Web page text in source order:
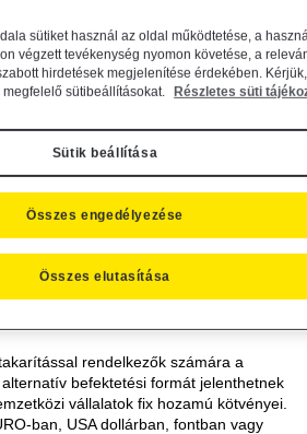
rövid, a diszkont kincstárjegyek és
lehetőséget nyújt.
hozamra, ugyanakkor biztonságos,
érdemes körülnézniük a hazai
piacán.
rendelkezők számára a
befektetési formát jelenthetnek
vállalatok fix hozamú kötvényei.
ban, USA dollárban, fontban vagy
sütiket használ az oldal működtetése, a
végzett tevékenység nyomon követése, a
hirdetések megjelenítése érdekében. Kérjük,
sütibeállításokat.
Részletes süti
Sütik beállítása
Összes elutasítása
Összes engedélyezése